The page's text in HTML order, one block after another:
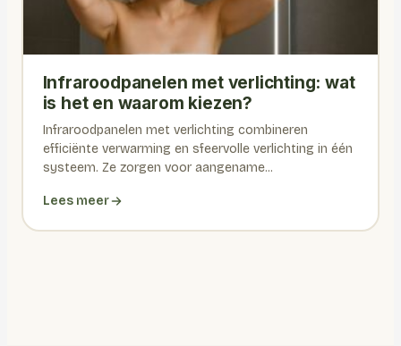
Infraroodpanelen met verlichting: wat
is het en waarom kiezen?
Infraroodpanelen met verlichting combineren
efficiënte verwarming en sfeervolle verlichting in één
systeem. Ze zorgen voor aangename...
Lees meer